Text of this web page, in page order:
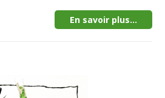
En savoir plus...